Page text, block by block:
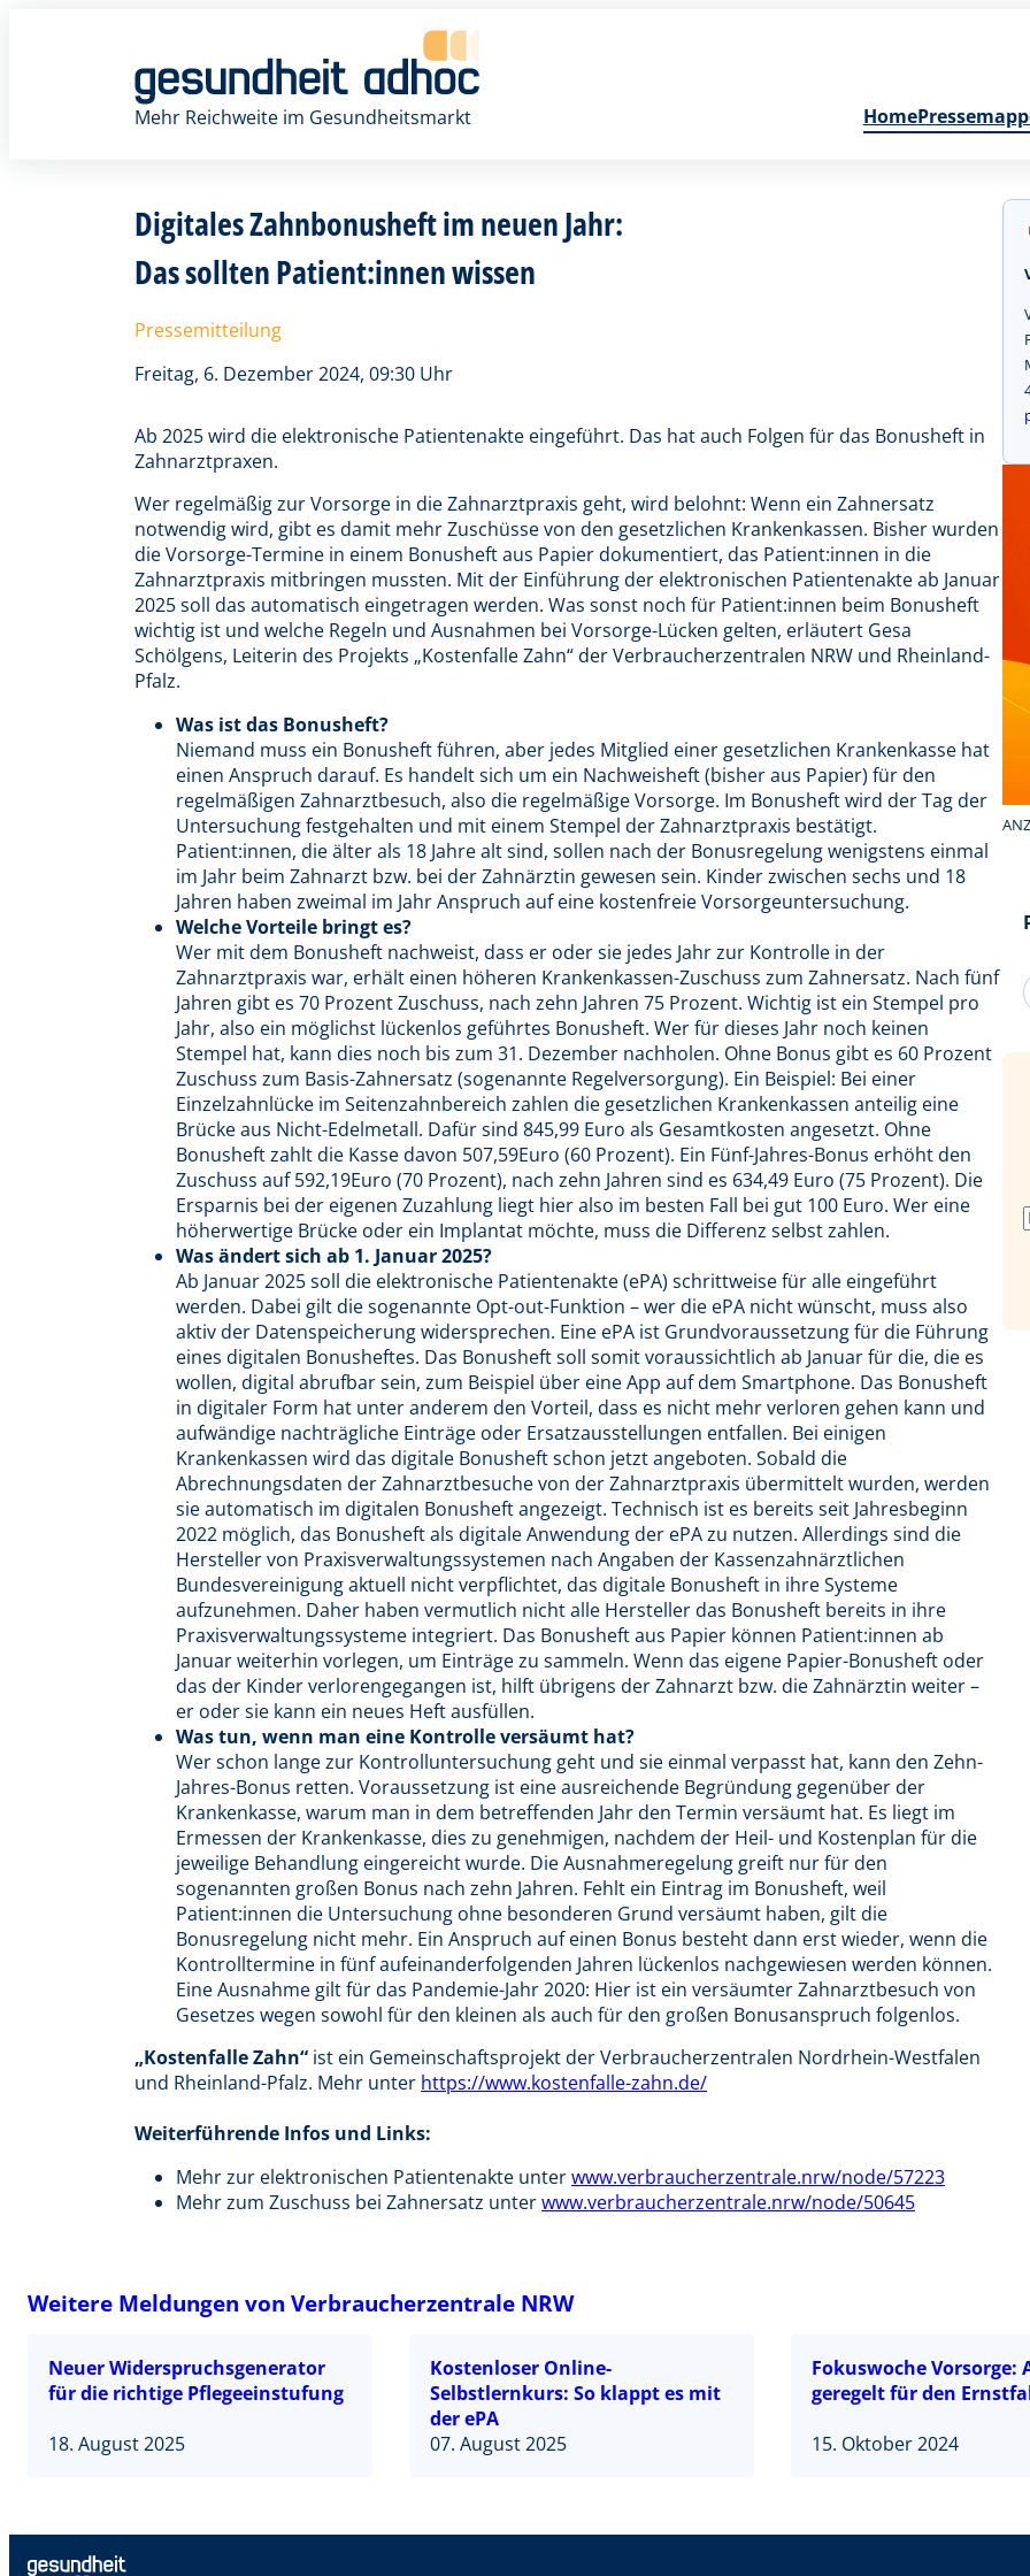
Mehr Reichweite im Gesundheitsmarkt
Home
Digitales Zahnbonusheft im neuen Jahr:
Das sollten Patient:innen wissen
Pressemitteilung
Freitag, 6. Dezember 2024, 09:30 Uhr
Ab 2025 wird die elektronische Patientenakte eingeführt. Das hat auch Folgen für das Bonusheft in
Zahnarztpraxen.
Wer regelmäßig zur Vorsorge in die Zahnarztpraxis geht, wird belohnt: Wenn ein Zahnersatz
notwendig wird, gibt es damit mehr Zuschüsse von den gesetzlichen Krankenkassen. Bisher wurden
die Vorsorge-Termine in einem Bonusheft aus Papier dokumentiert, das Patient:innen in die
Zahnarztpraxis mitbringen mussten. Mit der Einführung der elektronischen Patientenakte ab Januar
2025 soll das automatisch eingetragen werden. Was sonst noch für Patient:innen beim Bonusheft
wichtig ist und welche Regeln und Ausnahmen bei Vorsorge-Lücken gelten, erläutert Gesa
Schölgens, Leiterin des Projekts „Kostenfalle Zahn“ der Verbraucherzentralen NRW und Rheinland-
Pfalz.
Was ist das Bonusheft?
Niemand muss ein Bonusheft führen, aber jedes Mitglied einer gesetzlichen Krankenkasse hat
einen Anspruch darauf. Es handelt sich um ein Nachweisheft (bisher aus Papier) für den
regelmäßigen Zahnarztbesuch, also die regelmäßige Vorsorge. Im Bonusheft wird der Tag der
Untersuchung festgehalten und mit einem Stempel der Zahnarztpraxis bestätigt.
Patient:innen, die älter als 18 Jahre alt sind, sollen nach der Bonusregelung wenigstens einmal
im Jahr beim Zahnarzt bzw. bei der Zahnärztin gewesen sein. Kinder zwischen sechs und 18
Jahren haben zweimal im Jahr Anspruch auf eine kostenfreie Vorsorgeuntersuchung.
Welche Vorteile bringt es?
Wer mit dem Bonusheft nachweist, dass er oder sie jedes Jahr zur Kontrolle in der
Zahnarztpraxis war, erhält einen höheren Krankenkassen-Zuschuss zum Zahnersatz. Nach fünf
Jahren gibt es 70 Prozent Zuschuss, nach zehn Jahren 75 Prozent. Wichtig ist ein Stempel pro
Jahr, also ein möglichst lückenlos geführtes Bonusheft. Wer für dieses Jahr noch keinen
Stempel hat, kann dies noch bis zum 31. Dezember nachholen. Ohne Bonus gibt es 60 Prozent
Zuschuss zum Basis-Zahnersatz (sogenannte Regelversorgung). Ein Beispiel: Bei einer
Einzelzahnlücke im Seitenzahnbereich zahlen die gesetzlichen Krankenkassen anteilig eine
Brücke aus Nicht-Edelmetall. Dafür sind 845,99 Euro als Gesamtkosten angesetzt. Ohne
Bonusheft zahlt die Kasse davon 507,59Euro (60 Prozent). Ein Fünf-Jahres-Bonus erhöht den
Zuschuss auf 592,19Euro (70 Prozent), nach zehn Jahren sind es 634,49 Euro (75 Prozent). Die
Ersparnis bei der eigenen Zuzahlung liegt hier also im besten Fall bei gut 100 Euro. Wer eine
höherwertige Brücke oder ein Implantat möchte, muss die Differenz selbst zahlen.
Was ändert sich ab 1. Januar 2025?
Ab Januar 2025 soll die elektronische Patientenakte (ePA) schrittweise für alle eingeführt
werden. Dabei gilt die sogenannte Opt-out-Funktion – wer die ePA nicht wünscht, muss also
aktiv der Datenspeicherung widersprechen. Eine ePA ist Grundvoraussetzung für die Führung
eines digitalen Bonusheftes. Das Bonusheft soll somit voraussichtlich ab Januar für die, die es
wollen, digital abrufbar sein, zum Beispiel über eine App auf dem Smartphone. Das Bonusheft
in digitaler Form hat unter anderem den Vorteil, dass es nicht mehr verloren gehen kann und
aufwändige nachträgliche Einträge oder Ersatzausstellungen entfallen. Bei einigen
Krankenkassen wird das digitale Bonusheft schon jetzt angeboten. Sobald die
Abrechnungsdaten der Zahnarztbesuche von der Zahnarztpraxis übermittelt wurden, werden
sie automatisch im digitalen Bonusheft angezeigt. Technisch ist es bereits seit Jahresbeginn
2022 möglich, das Bonusheft als digitale Anwendung der ePA zu nutzen. Allerdings sind die
Hersteller von Praxisverwaltungssystemen nach Angaben der Kassenzahnärztlichen
Bundesvereinigung aktuell nicht verpflichtet, das digitale Bonusheft in ihre Systeme
aufzunehmen. Daher haben vermutlich nicht alle Hersteller das Bonusheft bereits in ihre
Praxisverwaltungssysteme integriert. Das Bonusheft aus Papier können Patient:innen ab
Januar weiterhin vorlegen, um Einträge zu sammeln. Wenn das eigene Papier-Bonusheft oder
das der Kinder verlorengegangen ist, hilft übrigens der Zahnarzt bzw. die Zahnärztin weiter –
er oder sie kann ein neues Heft ausfüllen.
Was tun, wenn man eine Kontrolle versäumt hat?
Wer schon lange zur Kontrolluntersuchung geht und sie einmal verpasst hat, kann den Zehn-
Jahres-Bonus retten. Voraussetzung ist eine ausreichende Begründung gegenüber der
Krankenkasse, warum man in dem betreffenden Jahr den Termin versäumt hat. Es liegt im
Ermessen der Krankenkasse, dies zu genehmigen, nachdem der Heil- und Kostenplan für die
jeweilige Behandlung eingereicht wurde. Die Ausnahmeregelung greift nur für den
sogenannten großen Bonus nach zehn Jahren. Fehlt ein Eintrag im Bonusheft, weil
Patient:innen die Untersuchung ohne besonderen Grund versäumt haben, gilt die
Bonusregelung nicht mehr. Ein Anspruch auf einen Bonus besteht dann erst wieder, wenn die
Kontrolltermine in fünf aufeinanderfolgenden Jahren lückenlos nachgewiesen werden können.
Eine Ausnahme gilt für das Pandemie-Jahr 2020: Hier ist ein versäumter Zahnarztbesuch von
Gesetzes wegen sowohl für den kleinen als auch für den großen Bonusanspruch folgenlos.
„Kostenfalle Zahn“ ist ein Gemeinschaftsprojekt der Verbraucherzentralen Nordrhein-Westfalen
und Rheinland-Pfalz. Mehr unter https://www.kostenfalle-zahn.de/
Weiterführende Infos und Links:
Mehr zur elektronischen Patientenakte unterwww.verbraucherzentrale.nrw/node/57223
Mehr zum Zuschuss bei Zahnersatz unterwww.verbraucherzentrale.nrw/node/50645
Weitere Meldungen von Verbraucherzentrale NRW
Neuer Widerspruchsgenerator
für die richtige Pflegeeinstufung
18. August 2025
Kostenloser Online-
Selbstlernkurs: So klappt es mit
der ePA
07. August 2025
Fokuswoche Vorsorge:
geregelt für den
15. Oktober 2024